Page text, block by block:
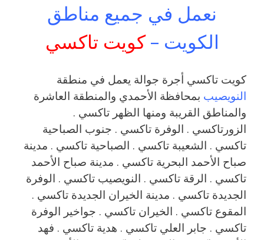
نعمل في جميع مناطق
الكويت – كويت تاكسي
كويت تاكسي أجرة جوالة يعمل في منطقة
النويصيب بمحافظة الأحمدي والمنطقة العاشرة
والمناطق القريبة ومنها الظهر تاكسي .
الزورتاكسي . الوفرة تاكسي . جنوب الصباحية
تاكسي . الشعيبة تاكسي . الصباحية تاكسي . مدينة
صباح الأحمد البحرية تاكسي . مدينة صباح الأحمد
تاكسي . الرقة تاكسي . النويصيب تاكسي . الوفرة
الجديدة تاكسي . مدينة الخيران الجديدة تاكسي .
المقوع تاكسي . الخيران تاكسي . جواخير الوفرة
تاكسي . جابر العلي تاكسي . هدية تاكسي . فهد